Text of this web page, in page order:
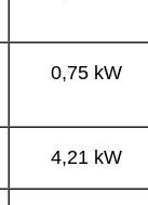
0,75 kW
4,21 kW